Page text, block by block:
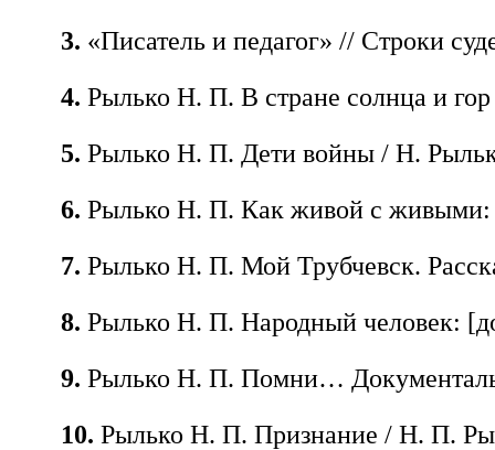
3. «Писатель и педагог» // Строки
4. Рылько Н. П. В стране солнца и
5. Рылько Н. П. Дети войны / Н.
6. Рылько Н. П. Как живой с живыми:
7. Рылько Н. П. Мой Трубчевск.
8. Рылько Н. П. Народный человек:
9. Рылько Н. П. Помни…
10. Рылько Н. П. Признание / Н. П.